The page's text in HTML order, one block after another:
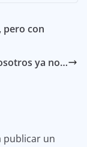
pero con
ya no…
publicar un